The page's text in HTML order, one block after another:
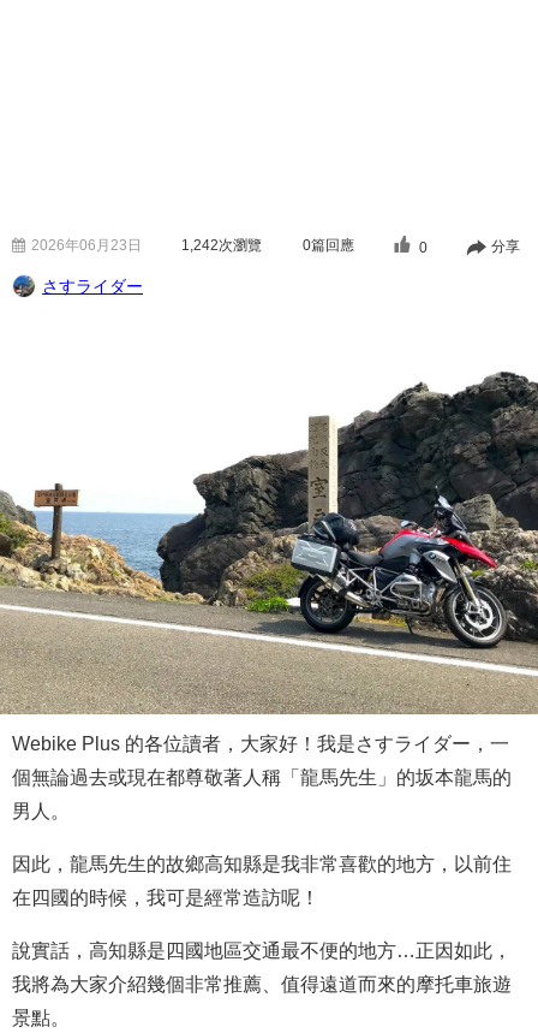
2026年06月23日 1,242次瀏覽 0篇回應 0 分享
さすライダー
Webike Plus 的各位讀者，大家好！我是さすライダー，一
個無論過去或現在都尊敬著人稱「龍馬先生」的坂本龍馬的
男人。
因此，龍馬先生的故鄉高知縣是我非常喜歡的地方，以前住
在四國的時候，我可是經常造訪呢！
說實話，高知縣是四國地區交通最不便的地方…正因如此，
我將為大家介紹幾個非常推薦、值得遠道而來的摩托車旅遊
景點。